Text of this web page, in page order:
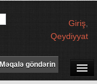
Giriş
Qeydiyyat
Məqalə göndərin